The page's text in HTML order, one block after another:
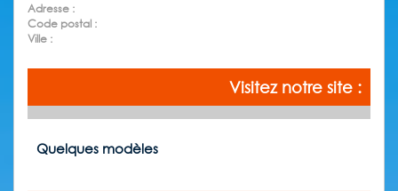
Adresse :
Code postal :
Ville :
Visitez notre site :
Quelques modèles